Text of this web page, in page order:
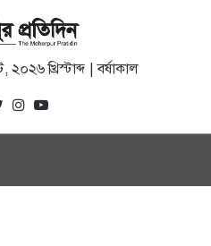
খ্রিস্টাব্দ | বর্ষাকাল